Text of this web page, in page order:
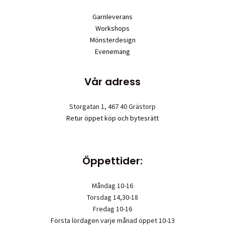
Garnleverans
Workshops
Mönsterdesign
Evenemang
Vår adress
Storgatan 1, 467 40 Grästorp
Retur öppet köp och bytesrätt
Öppettider:
Måndag 10-16
Torsdag 14,30-18
Fredag 10-16
Första lördagen varje månad öppet 10-13